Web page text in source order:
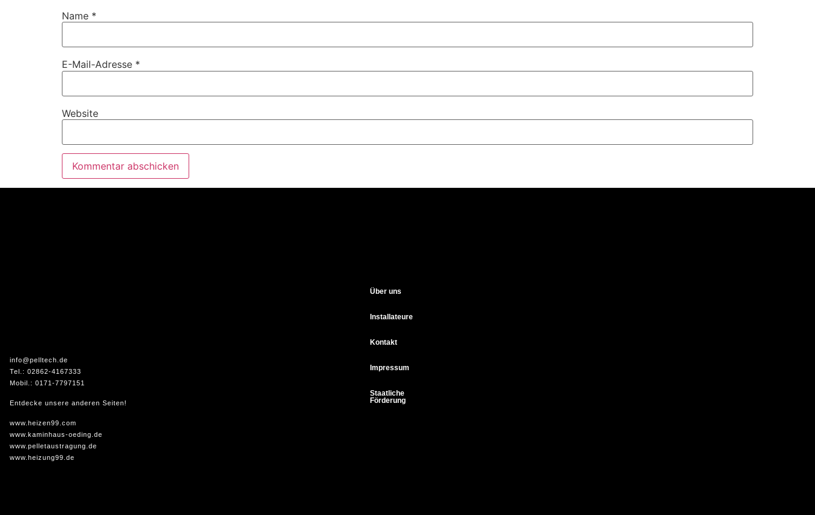
Name *
E-Mail-Adresse *
Website
info@pelltech.de
Tel.: 02862-4167333
Mobil.: 0171-7797151
Entdecke unsere anderen Seiten!
www.heizen99.com
www.kaminhaus-oeding.de
www.pelletaustragung.de
www.heizung99.de
Über uns
Installateure
Kontakt
Impressum
Staatliche
Förderung